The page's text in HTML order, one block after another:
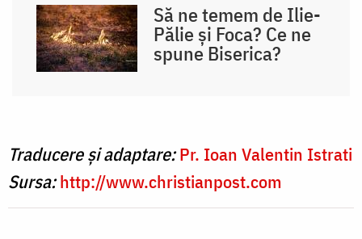
Să ne temem de Ilie-
Pălie și Foca? Ce ne
spune Biserica?
Traducere și adaptare:Pr. Ioan Valentin Istrati
Sursa:http://www.christianpost.com